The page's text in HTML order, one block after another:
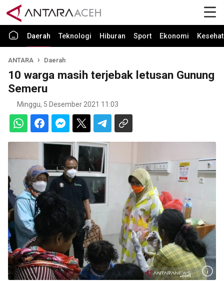
Daerah Teknologi Hiburan Sport Ekonomi
ANTARA Daerah
10 warga masih terjebak letusan Gunung
Semeru
Minggu, 5 Desember 2021 11:03